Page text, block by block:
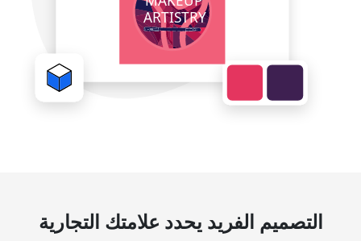
التصميم الفريد يحدد علامتك التجارية